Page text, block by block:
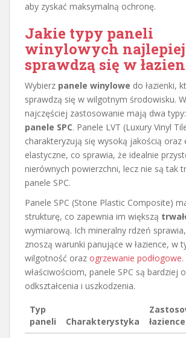
aby zyskać maksymalną ochronę.
Jakie typy paneli
winylowych najlepiej
sprawdzą się w
Wybierz panele winylowe do łazienki,
sprawdzą się w wilgotnym środowisku.
najczęściej zastosowanie mają dwa typy:
panele SPC. Panele LVT (Luxury Vinyl
charakteryzują się wysoką jakością oraz
elastyczne, co sprawia, że idealnie
nierównych powierzchni, lecz nie są tak
panele SPC.
Panele SPC (Stone Plastic Composite)
strukturę, co zapewnia im większą
wymiarową. Ich mineralny rdzeń
znoszą warunki panujące w łazience, w
wilgotność oraz ogrzewanie podłogowe
właściwościom, panele SPC są bardziej
odkształcenia i uszkodzenia.
Typ
paneli
Charakterystyka
łazience